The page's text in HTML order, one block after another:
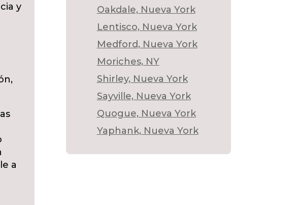
y
a
Oakdale, Nueva York
Lentisco, Nueva York
Medford, Nueva York
Moriches, NY
Shirley, Nueva York
Sayville, Nueva York
Quogue, Nueva York
Yaphank, Nueva York